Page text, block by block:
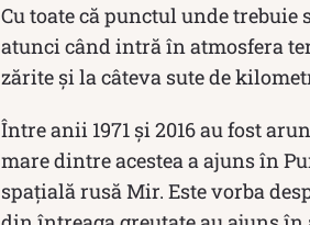
Cu toate că punctul unde trebuie
atunci când intră în atmosfera
zărite și la câteva sute de
Între anii 1971 şi 2016 au fost
mare dintre acestea a ajuns în
spațială rusă Mir. Este vorba